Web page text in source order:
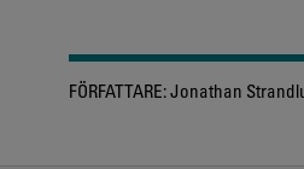
FÖRFATTARE:Jonathan